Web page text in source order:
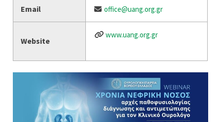
Email office@uang.org.gr
Website
www.uang.org.gr